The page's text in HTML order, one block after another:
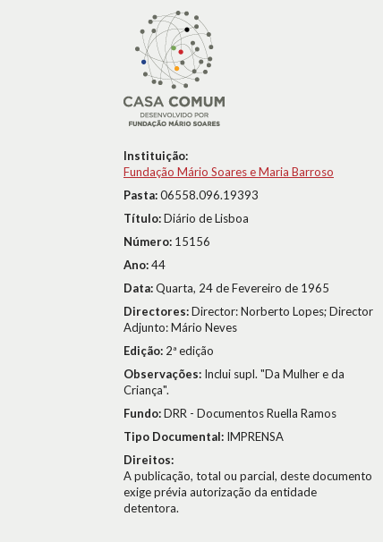
Instituição:
Fundação Mário Soares e Maria Barroso
Pasta:06558.096.19393
Título:Diário de Lisboa
Número: 15156
Ano:44
Data:Quarta, 24 de Fevereiro de 1965
Directores:Director: Norberto Lopes; Director
Adjunto: Mário Neves
Edição: 2ª edição
Observações: Inclui supl. "Da Mulher e da
Criança".
Fundo:DRR - Documentos Ruella Ramos
Tipo Documental: IMPRENSA
Direitos:
A publicação, total ou parcial, deste documento
exige prévia autorização da entidade
detentora.